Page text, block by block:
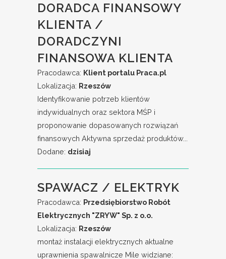
DORADCA FINANSOWY
KLIENTA /
DORADCZYNI
FINANSOWA KLIENTA
Pracodawca: Klient portalu Praca.pl
Lokalizacja: Rzeszów
Identyfikowanie potrzeb klientów
indywidualnych oraz sektora MŚP i
proponowanie dopasowanych rozwiązań
finansowych Aktywna sprzedaż produktów...
Dodane: dzisiaj
SPAWACZ / ELEKTRYK
Pracodawca: Przedsiębiorstwo Robót
Elektrycznych "ZRYW" Sp. z o.o.
Lokalizacja: Rzeszów
montaż instalacji elektrycznych aktualne
uprawnienia spawalnicze Mile widziane: